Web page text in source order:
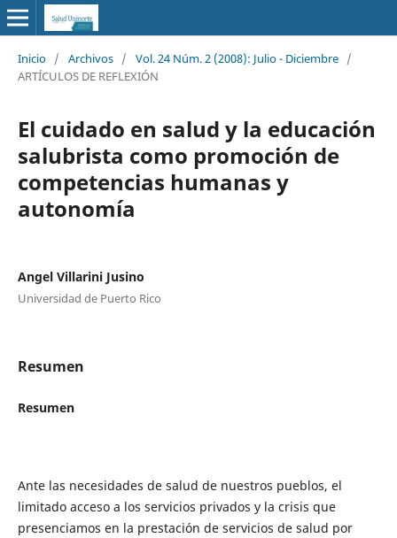
Inicio / Archivos / Vol. 24 Núm. 2 (2008): Julio - Diciembre /
ARTÍCULOS DE REFLEXIÓN
El cuidado en salud y la educación
salubrista como promoción de
competencias humanas y
autonomía
Angel Villarini Jusino
Universidad de Puerto Rico
Resumen
Resumen
Ante las necesidades de salud de nuestros pueblos, el
limitado acceso a los servicios privados y la crisis que
presenciamos en la prestación de servicios de salud por